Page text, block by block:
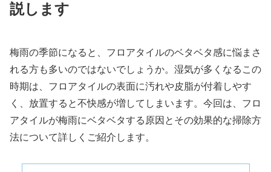
説します
梅雨の季節になると、フロアタイルのベタベタ感に悩まさ
れる方も多いのではないでしょうか。湿気が多くなるこの
時期は、フロアタイルの表面に汚れや皮脂が付着しやす
く、放置すると不快感が増してしまいます。今回は、フロ
アタイルが梅雨にベタベタする原因とその効果的な掃除方
法について詳しくご紹介します。